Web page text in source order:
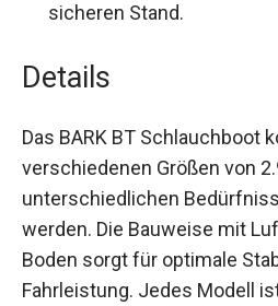
sicheren Stand.
Details
Das BARK BT Schlauchboot
verschiedenen Größen von
unterschiedlichen
werden. Die Bauweise mit
Boden sorgt für optimale
Fahrleistung. Jedes Modell